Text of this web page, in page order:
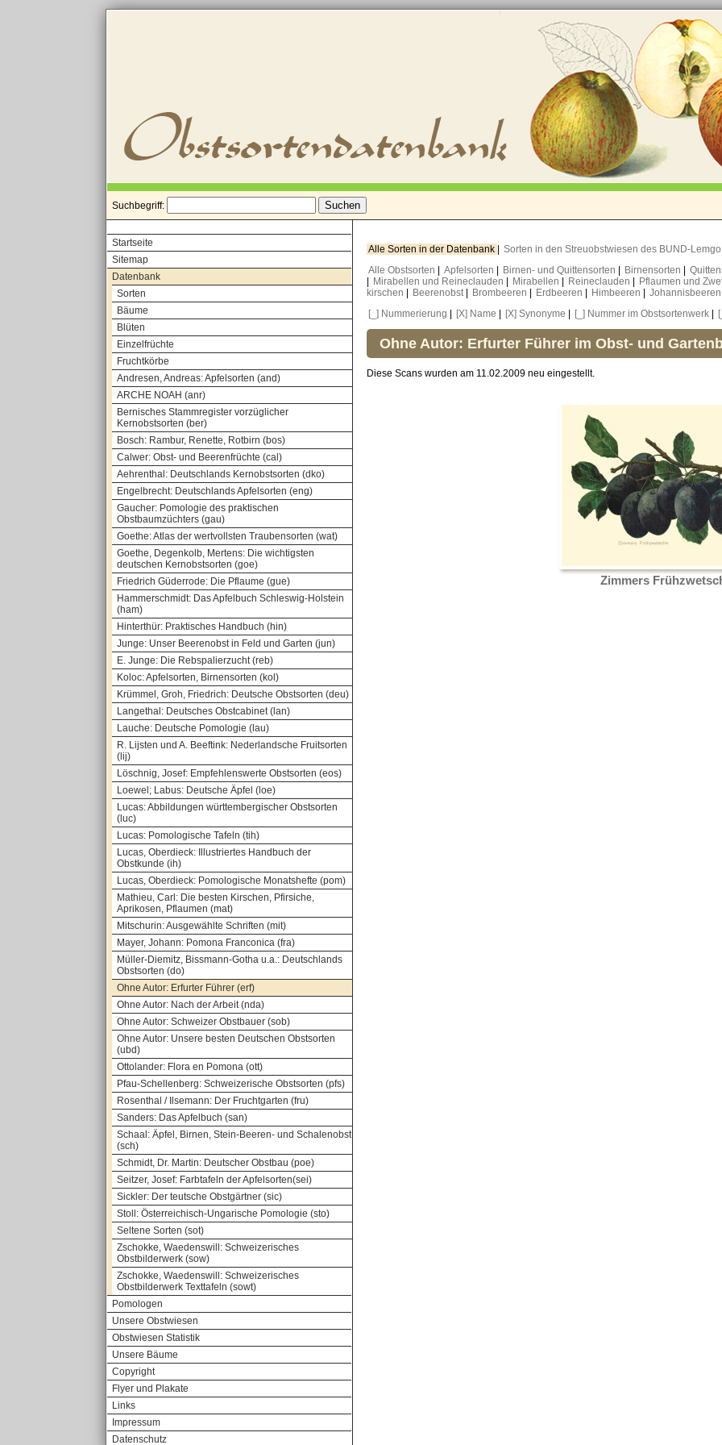
Suchbegriff:
Startseite
Sitemap
Datenbank
Sorten
Bäume
Blüten
Einzelfrüchte
Fruchtkörbe
Andresen, Andreas: Apfelsorten (and)
ARCHE NOAH (anr)
Bernisches Stammregister vorzüglicher
Kernobstsorten (ber)
Bosch: Rambur, Renette, Rotbirn (bos)
Calwer: Obst- und Beerenfrüchte (cal)
Aehrenthal: Deutschlands Kernobstsorten (dko)
Engelbrecht: Deutschlands Apfelsorten (eng)
Gaucher: Pomologie des praktischen
Obstbaumzüchters (gau)
Goethe: Atlas der wertvollsten Traubensorten (wat)
Goethe, Degenkolb, Mertens: Die wichtigsten
deutschen Kernobstsorten (goe)
Friedrich Güderrode: Die Pflaume (gue)
Hammerschmidt: Das Apfelbuch Schleswig-Holstein
(ham)
Hinterthür: Praktisches Handbuch (hin)
Junge: Unser Beerenobst in Feld und Garten (jun)
E. Junge: Die Rebspalierzucht (reb)
Koloc: Apfelsorten, Birnensorten (kol)
Krümmel, Groh, Friedrich: Deutsche Obstsorten (deu)
Langethal: Deutsches Obstcabinet (lan)
Lauche: Deutsche Pomologie (lau)
R. Lijsten und A. Beeftink: Nederlandsche Fruitsorten
(lij)
Löschnig, Josef: Empfehlenswerte Obstsorten (eos)
Loewel; Labus: Deutsche Äpfel (loe)
Lucas: Abbildungen württembergischer Obstsorten
(luc)
Lucas: Pomologische Tafeln (tih)
Lucas, Oberdieck: Illustriertes Handbuch der
Obstkunde (ih)
Lucas, Oberdieck: Pomologische Monatshefte (pom)
Mathieu, Carl: Die besten Kirschen, Pfirsiche,
Aprikosen, Pflaumen (mat)
Mitschurin: Ausgewählte Schriften (mit)
Mayer, Johann: Pomona Franconica (fra)
Müller-Diemitz, Bissmann-Gotha u.a.: Deutschlands
Obstsorten (do)
Ohne Autor: Erfurter Führer (erf)
Ohne Autor: Nach der Arbeit (nda)
Ohne Autor: Schweizer Obstbauer (sob)
Ohne Autor: Unsere besten Deutschen Obstsorten
(ubd)
Ottolander: Flora en Pomona (ott)
Pfau-Schellenberg: Schweizerische Obstsorten (pfs)
Rosenthal / Ilsemann: Der Fruchtgarten (fru)
Sanders: Das Apfelbuch (san)
Schaal: Äpfel, Birnen, Stein-Beeren- und Schalenobst
(sch)
Schmidt, Dr. Martin: Deutscher Obstbau (poe)
Seitzer, Josef: Farbtafeln der Apfelsorten(sei)
Sickler: Der teutsche Obstgärtner (sic)
Stoll: Österreichisch-Ungarische Pomologie (sto)
Seltene Sorten (sot)
Zschokke, Waedenswill: Schweizerisches
Obstbilderwerk (sow)
Zschokke, Waedenswill: Schweizerisches
Obstbilderwerk Texttafeln (sowt)
Pomologen
Unsere Obstwiesen
Obstwiesen Statistik
Unsere Bäume
Copyright
Flyer und Plakate
Links
Impressum
Datenschutz
Alle Sorten in der Datenbank
Sorten in den Streuobstwiesen des BUND-
Alle Obstsorten
Apfelsorten Birnen- und Quittensorten Birnensorten
Mirabellen und Reineclauden Mirabellen Reineclauden
Pflaumen und
kirschen
Beerenobst Brombeeren Erdbeeren Himbeeren
[_] Nummerierung
[X] Name [X] Synonyme [_] Nummer im Obstsortenwerk
Ohne Autor: Erfurter Führer im Obst- und
Diese Scans wurden am 11.02.2009 neu eingestellt.
Zimmers